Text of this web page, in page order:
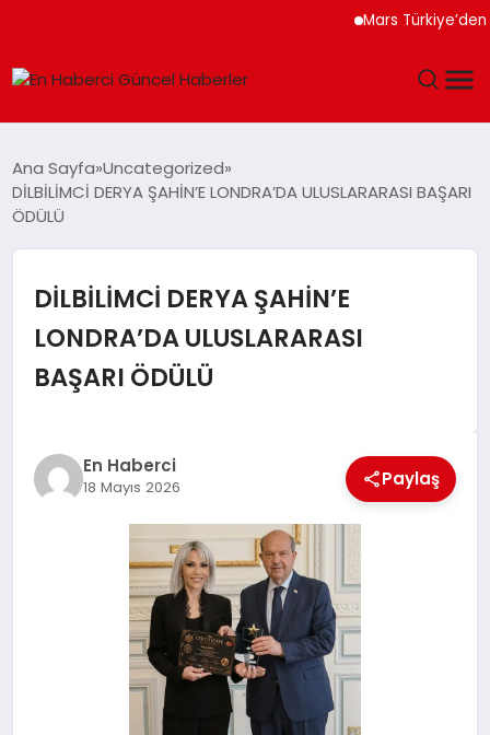
Mars Türkiye’den
SPOR
MAGAZIN
EKONOMI
Ana Sayfa Uncategorized
DİLBİLİMCİ DERYA ŞAHİN’E LONDRA’DA ULUSLARARASI BAŞARI
ÖDÜLÜ
DİLBİLİMCİ DERYA ŞAHİN’E
LONDRA’DA ULUSLARARASI
BAŞARI ÖDÜLÜ
En Haberci
18 Mayıs 2026 Paylaş